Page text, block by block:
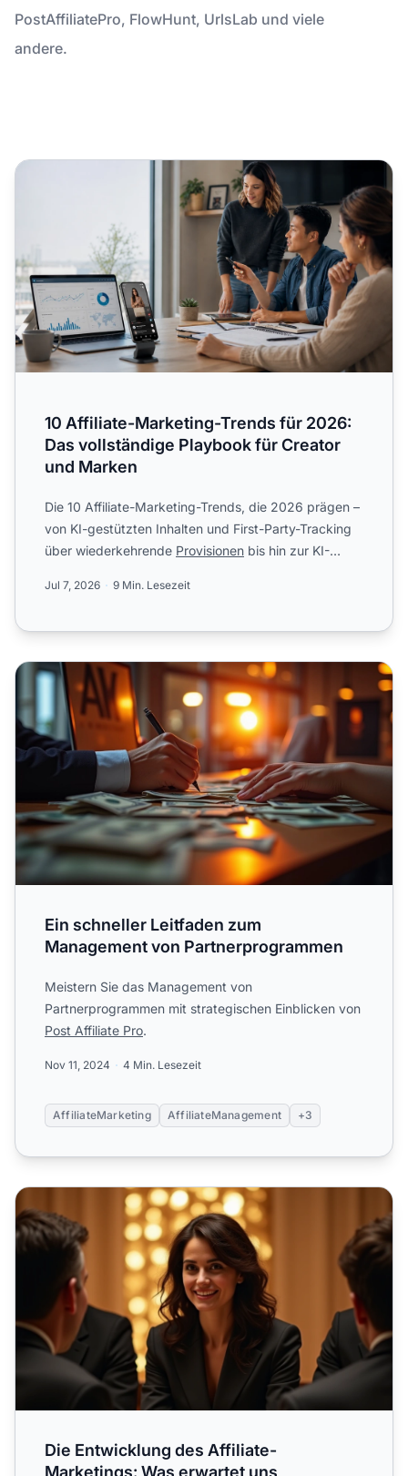
PostAffiliatePro, FlowHunt, UrlsLab und viele
andere.
10 Affiliate-Marketing-Trends für 2026: Das vollständige
10 Affiliate-Marketing-Trends für 2026:
Das vollständige Playbook für Creator
und Marken
Die 10 Affiliate-Marketing-Trends, die 2026 prägen –
von KI-gestützten Inhalten und First-Party-Tracking
über wiederkehrende Provisionen bis hin zur KI-
Jul 7, 2026 9 Min. Lesezeit
Ein schneller Leitfaden zum Management von
Ein schneller Leitfaden zum
Management von Partnerprogrammen
Meistern Sie das Management von
Partnerprogrammen mit strategischen Einblicken von
Post Affiliate Pro.
Nov 11, 2024 4 Min. Lesezeit
AffiliateMarketing AffiliateManagement +3
Die Entwicklung des Affiliate-Marketings: Was erwartet
Die Entwicklung des Affiliate-
Marketings: Was erwartet uns